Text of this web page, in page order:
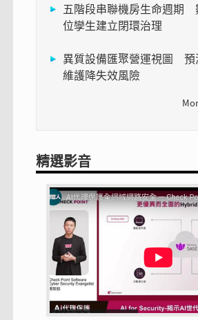
五階段串聯機房生命週期
位孿生建立閉環治理
異質設備匯聚營運視圖 預
維護降失效風險
精選影音